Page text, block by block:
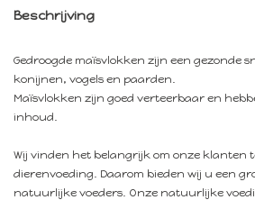
Beschrijving
Gedroogde maïsvlokken zijn een gezonde
konijnen, vogels en paarden.
Maïsvlokken zijn goed verteerbaar en
inhoud.
Wij vinden het belangrijk om onze klanten
dierenvoeding. Daarom bieden wij u een
natuurlijke voeders. Onze natuurlijke